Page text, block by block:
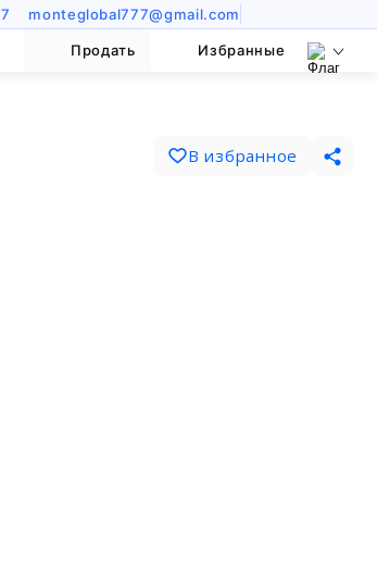
monteglobal777@gmail.com
Продать Избранные
В избранное